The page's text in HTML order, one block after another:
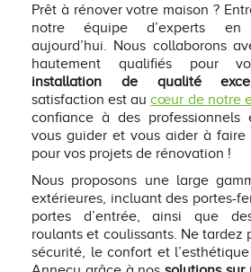
Prêt à rénover votre maison ?
notre équipe d’experts en
aujourd’hui. Nous collaborons
hautement qualifiés pour
installation de qualité
satisfaction est aucœur de notre
confiance à des professionnels
vous guider et vous aider à faire
pour vos projets de rénovation !
Nous proposons une large
extérieures, incluant des portes-
portes d’entrée, ainsi que
roulants et coulissants. Ne tardez
sécurité, le confort et